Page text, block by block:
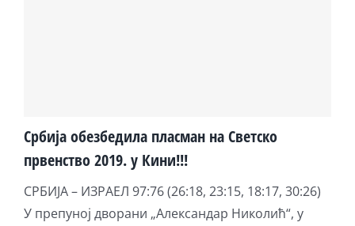
Србија обезбедила пласман на Светско
првенство 2019. у Кини!!!
СРБИЈА – ИЗРАЕЛ 97:76 (26:18, 23:15, 18:17, 30:26)
У препуној дворани „Александар Николић“, у